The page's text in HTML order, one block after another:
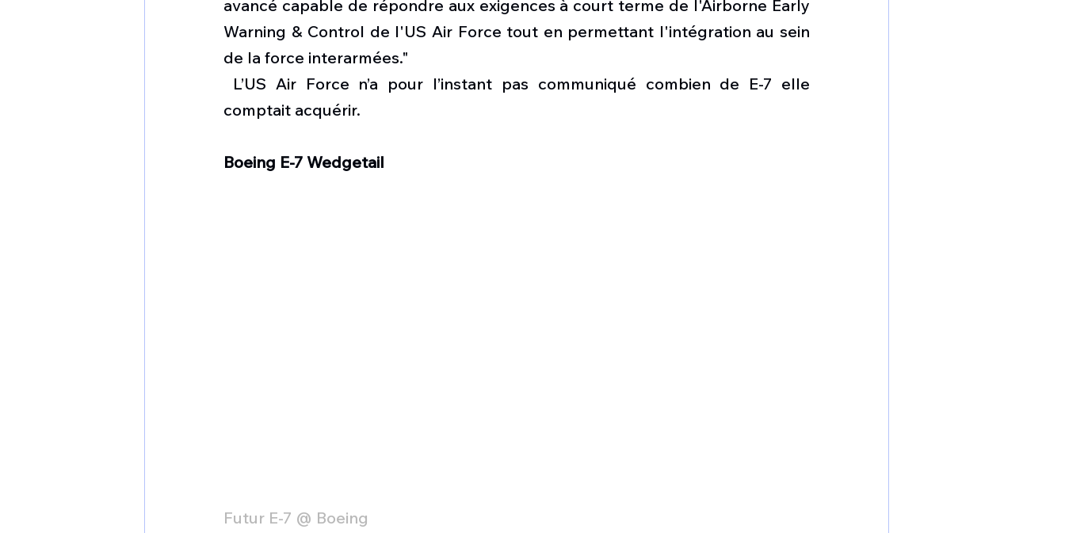
avancé capable de répondre aux exigences à court terme de l'Airborne Early
Warning & Control de l'US Air Force tout en permettant l'intégration au sein
de la force interarmées."
L’US Air Force n’a pour l’instant pas communiqué combien de E-7 elle
comptait acquérir.
Boeing E-7 Wedgetail
Futur E-7 @ Boeing